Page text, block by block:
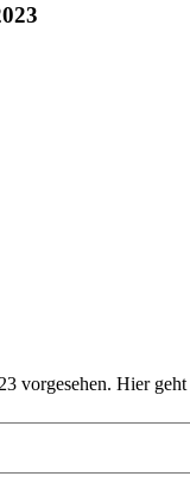
vorgesehen. Hier geht